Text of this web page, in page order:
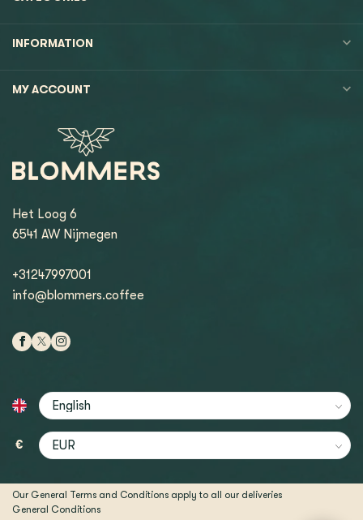
INFORMATION
MY ACCOUNT
Het Loog 6
6541 AW Nijmegen
+31247997001
info@blommers.coffee
€
Our General Terms and Conditions apply to all our deliveries
General Conditions